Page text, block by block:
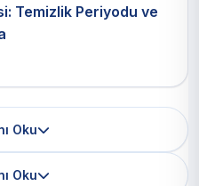
Temizlik Periyodu ve
Oku
Oku